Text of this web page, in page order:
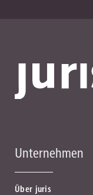
Unternehmen
Über juris